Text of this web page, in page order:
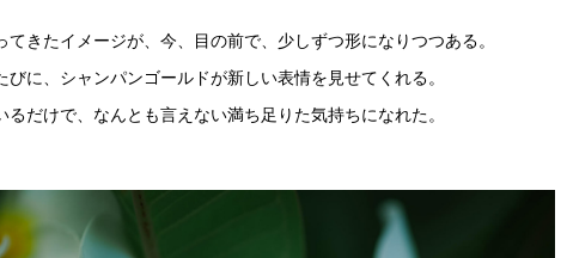
てきたイメージが、今、目の前で、少しずつ形になりつつある。
に、シャンパンゴールドが新しい表情を見せてくれる。
るだけで、なんとも言えない満ち足りた気持ちになれた。